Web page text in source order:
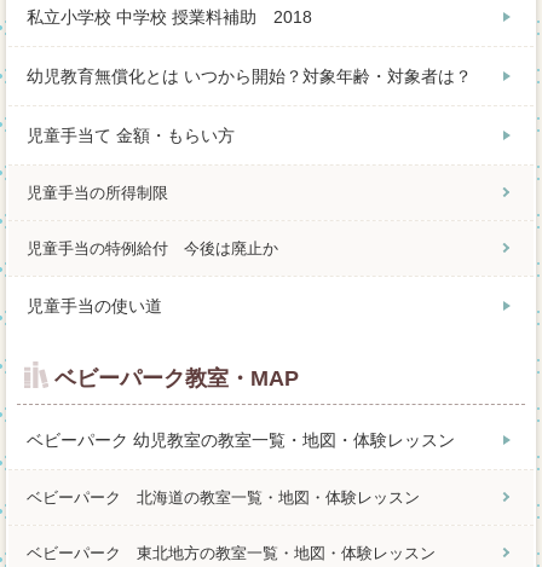
私立小学校 中学校 授業料補助 2018
幼児教育無償化とは いつから開始？対象年齢・対象者は？
児童手当て 金額・もらい方
児童手当の所得制限
児童手当の特例給付 今後は廃止か
児童手当の使い道
ベビーパーク教室・MAP
ベビーパーク 幼児教室の教室一覧・地図・体験レッスン
ベビーパーク 北海道の教室一覧・地図・体験レッスン
ベビーパーク 東北地方の教室一覧・地図・体験レッスン